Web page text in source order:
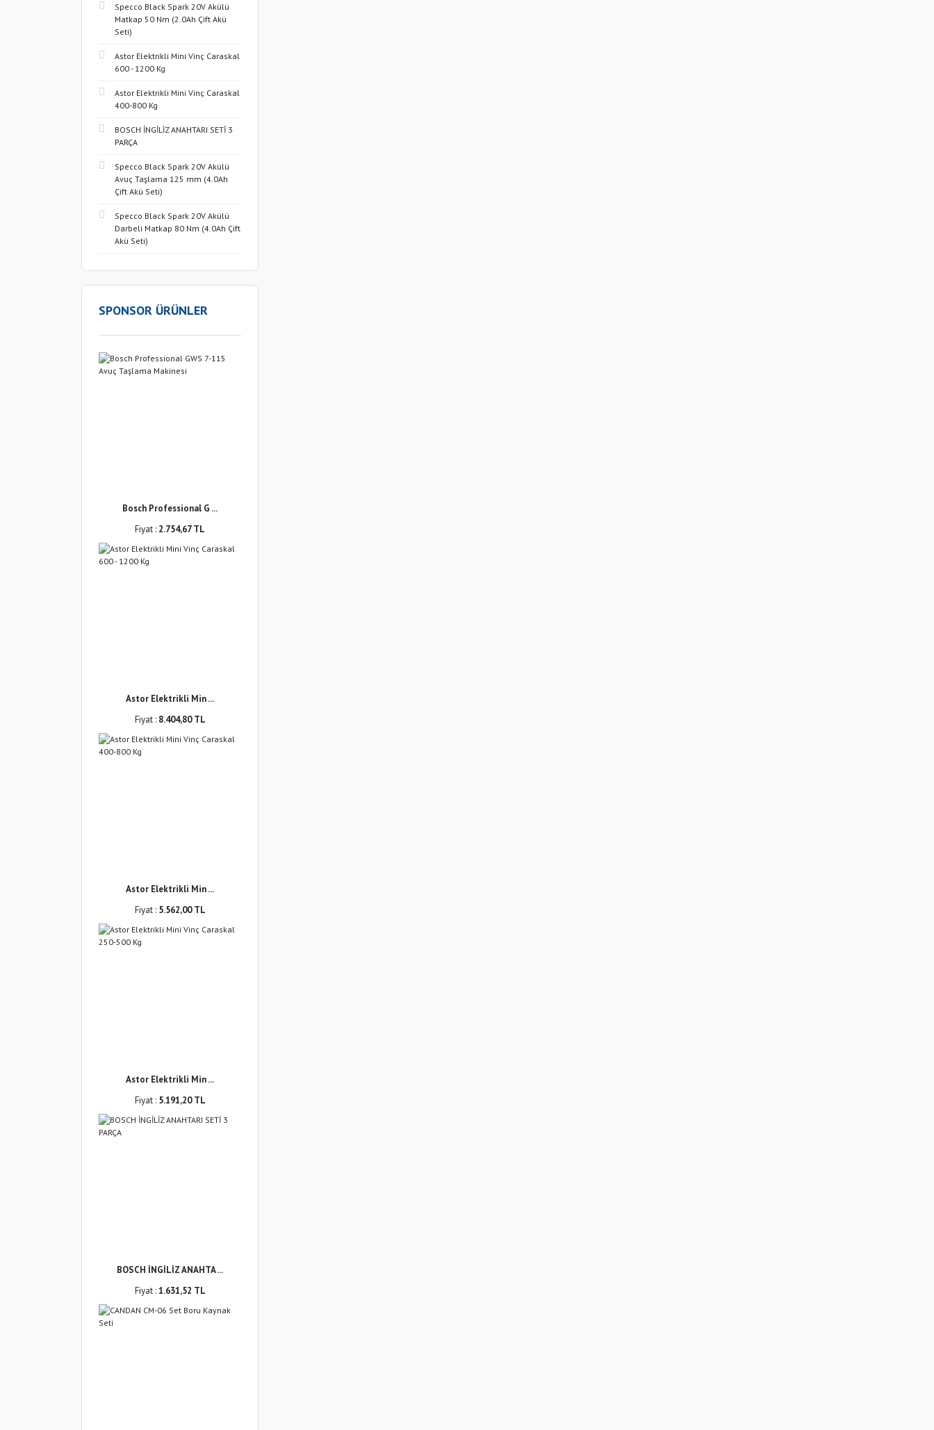
Specco Black Spark 20V Akülü
Matkap 50 Nm (2.0Ah Çift Akü
Seti)
Astor Elektrikli Mini Vinç Caraskal
600 - 1200 Kg
Astor Elektrikli Mini Vinç Caraskal
400-800 Kg
BOSCH İNGİLİZ ANAHTARI SETİ 3
PARÇA
Specco Black Spark 20V Akülü
Avuç Taşlama 125 mm (4.0Ah
Çift Akü Seti)
Specco Black Spark 20V Akülü
Darbeli Matkap 80 Nm (4.0Ah Çift
Akü Seti)
SPONSOR ÜRÜNLER
Bosch Professional G ...
Fiyat : 2.754,67 TL
Astor Elektrikli Min ...
Fiyat : 8.404,80 TL
Astor Elektrikli Min ...
Fiyat : 5.562,00 TL
Astor Elektrikli Min ...
Fiyat : 5.191,20 TL
BOSCH İNGİLİZ ANAHTA ...
Fiyat :1.631,52 TL